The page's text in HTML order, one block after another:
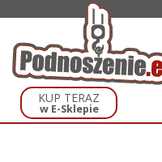
KUP TERAZ
w E-Sklepie